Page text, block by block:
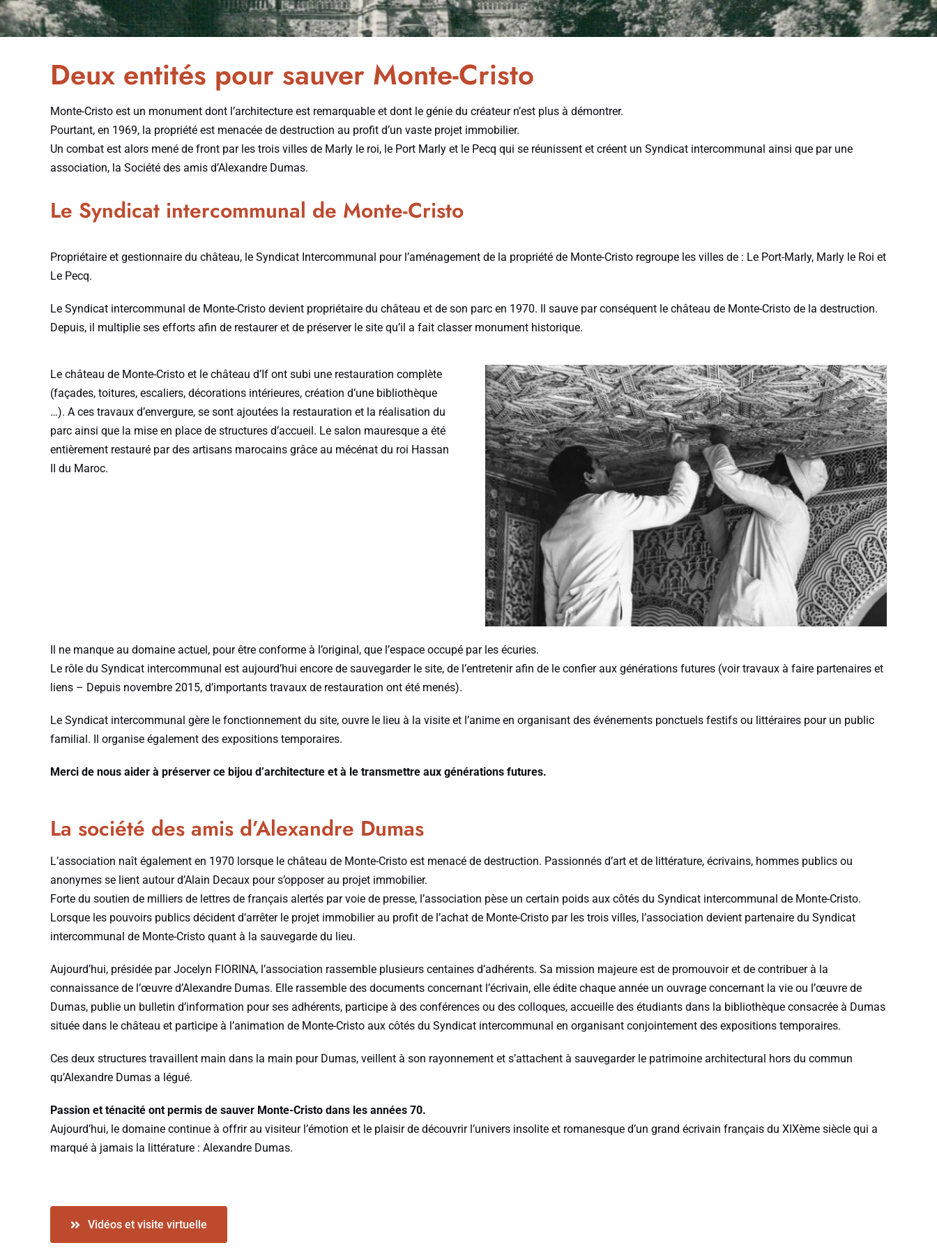
Deux entités pour sauver Monte-Cristo
Monte-Cristo est un monument dont l’architecture est remarquable et dont le génie du créateur n’est plus à démontrer.
Pourtant, en 1969, la propriété est menacée de destruction au profit d’un vaste projet immobilier.
Un combat est alors mené de front par les trois villes de Marly le roi, le Port Marly et le Pecq qui se réunissent et créent un Syndicat intercommunal ainsi que par une
association, la Société des amis d’Alexandre Dumas.
Le Syndicat intercommunal de Monte-Cristo
Propriétaire et gestionnaire du château, le Syndicat Intercommunal pour l’aménagement de la propriété de Monte-Cristo regroupe les villes de : Le Port-Marly, Marly le Roi et
Le Pecq.
Le Syndicat intercommunal de Monte-Cristo devient propriétaire du château et de son parc en 1970. Il sauve par conséquent le château de Monte-Cristo de la destruction.
Depuis, il multiplie ses efforts afin de restaurer et de préserver le site qu’il a fait classer monument historique.
Le château de Monte-Cristo et le château d’If ont subi une restauration complète
(façades, toitures, escaliers, décorations intérieures, création d’une bibliothèque
…). A ces travaux d’envergure, se sont ajoutées la restauration et la réalisation du
parc ainsi que la mise en place de structures d’accueil. Le salon mauresque a été
entièrement restauré par des artisans marocains grâce au mécénat du roi Hassan
II du Maroc.
Il ne manque au domaine actuel, pour être conforme à l’original, que l’espace occupé par les écuries.
Le rôle du Syndicat intercommunal est aujourd’hui encore de sauvegarder le site, de l’entretenir afin de le confier aux générations futures (voir travaux à faire partenaires et
liens – Depuis novembre 2015, d’importants travaux de restauration ont été menés).
Le Syndicat intercommunal gère le fonctionnement du site, ouvre le lieu à la visite et l’anime en organisant des événements ponctuels festifs ou littéraires pour un public
familial. Il organise également des expositions temporaires.
Merci de nous aider à préserver ce bijou d’architecture et à le transmettre aux générations futures.
La société des amis d’Alexandre Dumas
L’association naît également en 1970 lorsque le château de Monte-Cristo est menacé de destruction. Passionnés d’art et de littérature, écrivains, hommes publics ou
anonymes se lient autour d’Alain Decaux pour s’opposer au projet immobilier.
Forte du soutien de milliers de lettres de français alertés par voie de presse, l’association pèse un certain poids aux côtés du Syndicat intercommunal de Monte-Cristo.
Lorsque les pouvoirs publics décident d’arrêter le projet immobilier au profit de l’achat de Monte-Cristo par les trois villes, l’association devient partenaire du Syndicat
intercommunal de Monte-Cristo quant à la sauvegarde du lieu.
Aujourd’hui, présidée par Jocelyn FIORINA, l’association rassemble plusieurs centaines d’adhérents. Sa mission majeure est de promouvoir et de contribuer à la
connaissance de l’œuvre d’Alexandre Dumas. Elle rassemble des documents concernant l’écrivain, elle édite chaque année un ouvrage concernant la vie ou l’œuvre de
Dumas, publie un bulletin d’information pour ses adhérents, participe à des conférences ou des colloques, accueille des étudiants dans la bibliothèque consacrée à Dumas
située dans le château et participe à l’animation de Monte-Cristo aux côtés du Syndicat intercommunal en organisant conjointement des expositions temporaires.
Ces deux structures travaillent main dans la main pour Dumas, veillent à son rayonnement et s’attachent à sauvegarder le patrimoine architectural hors du commun
qu’Alexandre Dumas a légué.
Passion et ténacité ont permis de sauver Monte-Cristo dans les années 70.
Aujourd’hui, le domaine continue à offrir au visiteur l’émotion et le plaisir de découvrir l’univers insolite et romanesque d’un grand écrivain français du XIXème siècle qui a
marqué à jamais la littérature : Alexandre Dumas.
Vidéos et visite virtuelle